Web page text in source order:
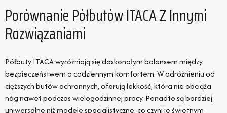
Porównanie Półbutów ITACA Z Innymi
Rozwiązaniami
Półbuty ITACA wyróżniają się doskonałym balansem między
bezpieczeństwem a codziennym komfortem. W odróżnieniu od
cięższych butów ochronnych, oferują lekkość, która nie obciąża
nóg nawet podczas wielogodzinnej pracy. Ponadto są bardziej
uniwersalne niż modele specjalistyczne, co czyni je świetnym